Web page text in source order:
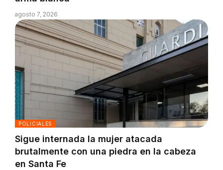
agosto 7, 2026
POLICIALES
Sigue internada la mujer atacada
brutalmente con una piedra en la cabeza
en Santa Fe